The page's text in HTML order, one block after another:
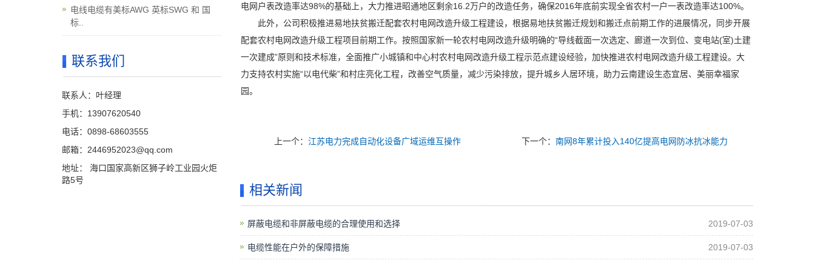
电网户表改造率达98%的基础上，大力推进昭通地区剩余16.2万户的改造任务，确保2016年底前实现全省农村一户一表改造率达100%。
此外，公司积极推进易地扶贫搬迁配套农村电网改造升级工程建设，根据易地扶贫搬迁规划和搬迁点前期工作的进展情况，同步开展
配套农村电网改造升级工程项目前期工作。按照国家新一轮农村电网改造升级明确的“导线截面一次选定、廊道一次到位、变电站(室)土建
一次建成”原则和技术标准，全面推广小城镇和中心村农村电网改造升级工程示范点建设经验，加快推进农村电网改造升级工程建设。大
力支持农村实施“以电代柴”和村庄亮化工程，改善空气质量，减少污染排放，提升城乡人居环境，助力云南建设生态宜居、美丽幸福家
园。
上一个：江苏电力完成自动化设备广域运维互操作 下一个：南网8年累计投入140亿提高电网防冰抗冰能力
相关新闻
屏蔽电缆和非屏蔽电缆的合理使用和选择 2019-07-03
电缆性能在户外的保障措施 2019-07-03
电线电缆有美标AWG 英标SWG 和 国
标..
联系我们
联系人：叶经理
手机：13907620540
电话：0898-68603555
邮箱：2446952023@qq.com
地址： 海口国家高新区狮子岭工业园火炬
路5号